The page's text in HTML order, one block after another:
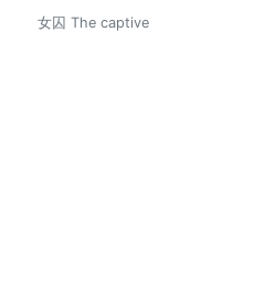
女囚 The captive